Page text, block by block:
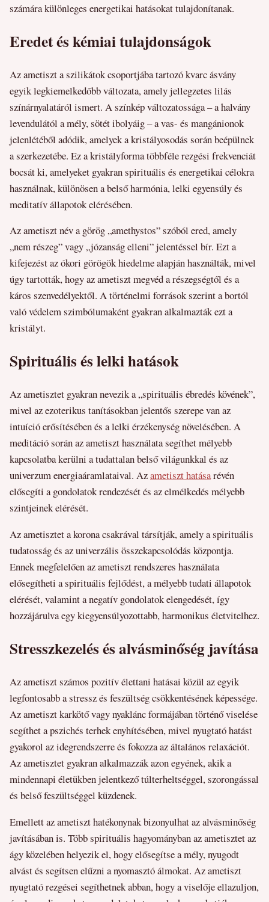
számára különleges energetikai hatásokat tulajdonítanak.
Eredet és kémiai tulajdonságok
Az ametiszt a szilikátok csoportjába tartozó kvarc ásvány
egyik legkiemelkedőbb változata, amely jellegzetes lilás
színárnyalatáról ismert. A színkép változatossága – a halvány
levendulától a mély, sötét ibolyáig – a vas- és mangánionok
jelenlétéből adódik, amelyek a kristályosodás során beépülnek
a szerkezetébe. Ez a kristályforma többféle rezgési frekvenciát
bocsát ki, amelyeket gyakran spirituális és energetikai célokra
használnak, különösen a belső harmónia, lelki egyensúly és
meditatív állapotok elérésében.
Az ametiszt név a görög „amethystos” szóból ered, amely
„nem részeg” vagy „józanság elleni” jelentéssel bír. Ezt a
kifejezést az ókori görögök hiedelme alapján használták, mivel
úgy tartották, hogy az ametiszt megvéd a részegségtől és a
káros szenvedélyektől. A történelmi források szerint a bortól
való védelem szimbólumaként gyakran alkalmazták ezt a
kristályt.
Spirituális és lelki hatások
Az ametisztet gyakran nevezik a „spirituális ébredés kövének”,
mivel az ezoterikus tanításokban jelentős szerepe van az
intuíció erősítésében és a lelki érzékenység növelésében. A
meditáció során az ametiszt használata segíthet mélyebb
kapcsolatba kerülni a tudattalan belső világunkkal és az
univerzum energiaáramlataival. Azametiszt hatásarévén
elősegíti a gondolatok rendezését és az elmélkedés mélyebb
szintjeinek elérését.
Az ametisztet a korona csakrával társítják, amely a spirituális
tudatosság és az univerzális összekapcsolódás központja.
Ennek megfelelően az ametiszt rendszeres használata
elősegítheti a spirituális fejlődést, a mélyebb tudati állapotok
elérését, valamint a negatív gondolatok elengedését, így
hozzájárulva egy kiegyensúlyozottabb, harmonikus életvitelhez.
Stresszkezelés és alvásminőség javítása
Az ametiszt számos pozitív élettani hatásai közül az egyik
legfontosabb a stressz és feszültség csökkentésének képessége.
Az ametiszt karkötő vagy nyaklánc formájában történő viselése
segíthet a pszichés terhek enyhítésében, mivel nyugtató hatást
gyakorol az idegrendszerre és fokozza az általános relaxációt.
Az ametisztet gyakran alkalmazzák azon egyének, akik a
mindennapi életükben jelentkező túlterheltséggel, szorongással
és belső feszültséggel küzdenek.
Emellett az ametiszt hatékonynak bizonyulhat az alvásminőség
javításában is. Több spirituális hagyományban az ametisztet az
ágy közelében helyezik el, hogy elősegítse a mély, nyugodt
alvást és segítsen elűzni a nyomasztó álmokat. Az ametiszt
nyugtató rezgései segíthetnek abban, hogy a viselője ellazuljon,